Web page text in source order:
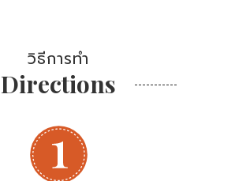
วิธีการทำ
Directions